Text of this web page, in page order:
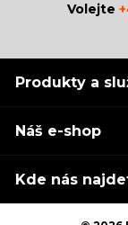
Volejte
Produkty a
Náš e-shop
Kde nás